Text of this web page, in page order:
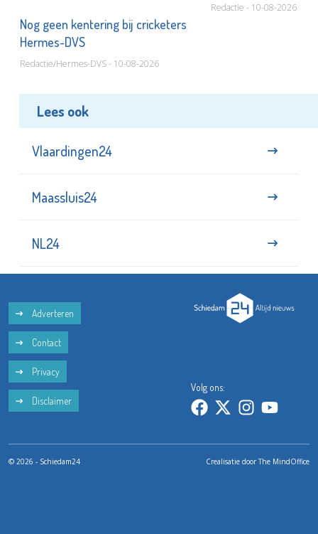
Nog geen kentering bij cricketers
Hermes-DVS
Redactie/Hermes-DVS - 10-08-2026
Redactie - 10-08-2026
Lees ook
Vlaardingen24
Maassluis24
NL24
Adverteren
Contact
Privacy
Disclaimer
Volg ons:
© 2026 - Schiedam24 Crealisatie doorThe MindOffice